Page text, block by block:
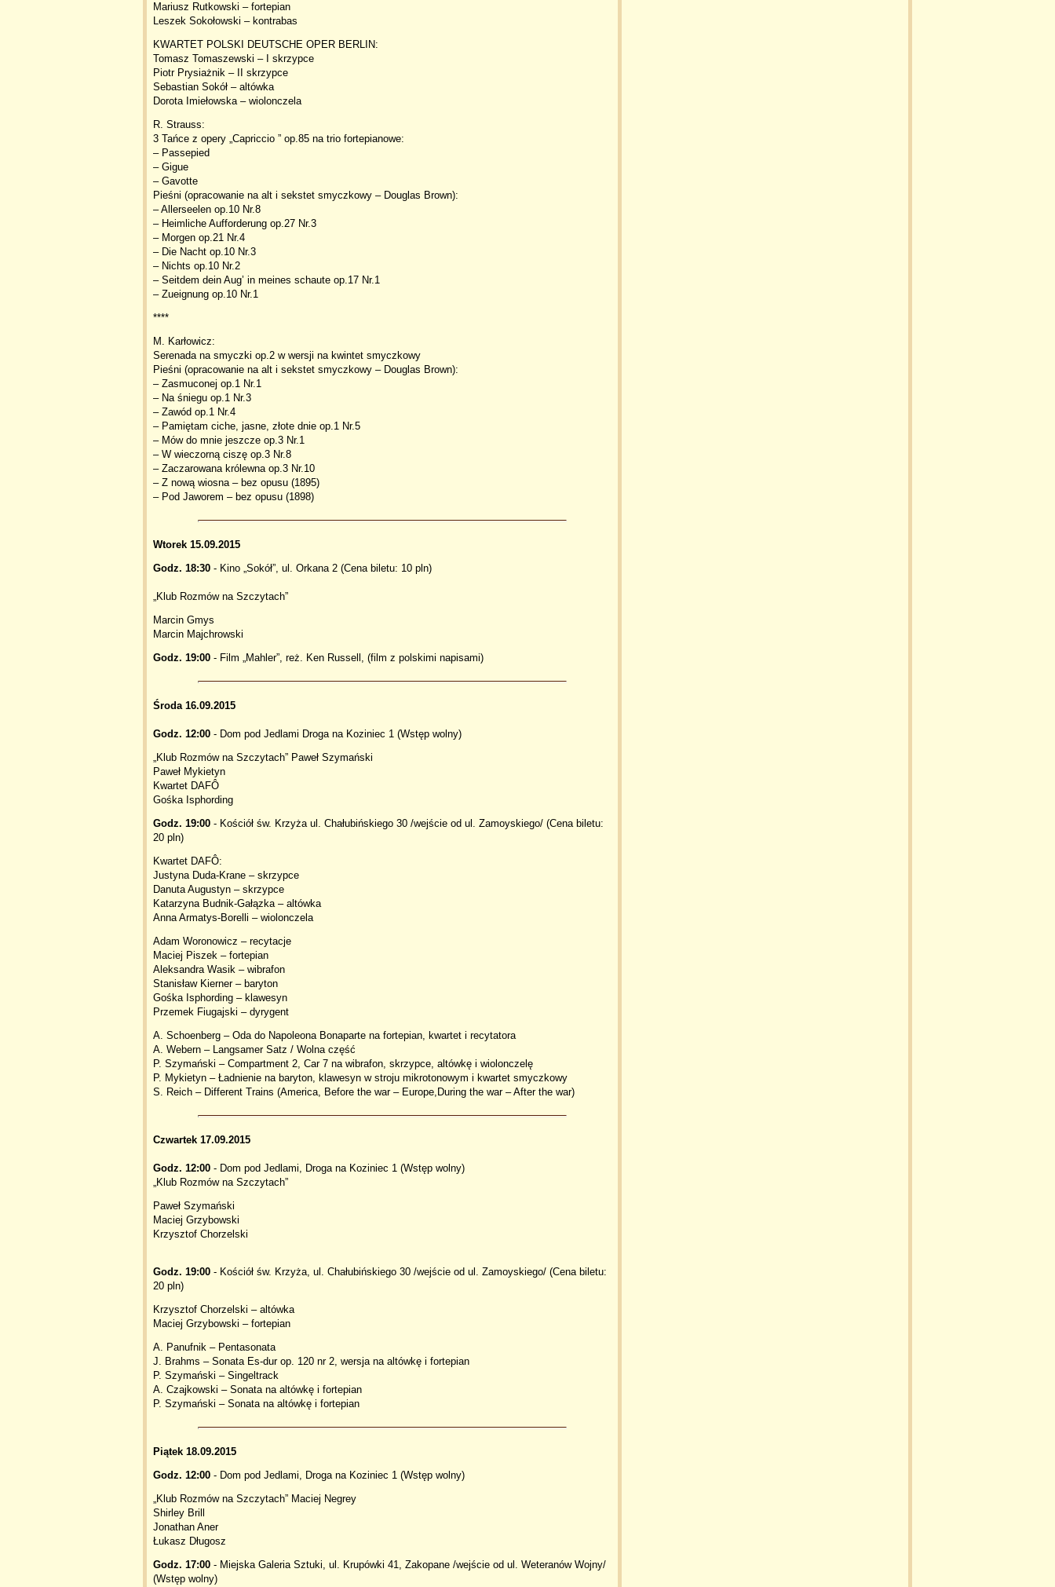
Mariusz Rutkowski – fortepian
Leszek Sokołowski – kontrabas
KWARTET POLSKI DEUTSCHE OPER BERLIN:
Tomasz Tomaszewski – I skrzypce
Piotr Prysiażnik – II skrzypce
Sebastian Sokół – altówka
Dorota Imiełowska – wiolonczela
R. Strauss:
3 Tańce z opery „Capriccio ” op.85 na trio fortepianowe:
– Passepied
– Gigue
– Gavotte
Pieśni (opracowanie na alt i sekstet smyczkowy – Douglas Brown):
– Allerseelen op.10 Nr.8
– Heimliche Aufforderung op.27 Nr.3
– Morgen op.21 Nr.4
– Die Nacht op.10 Nr.3
– Nichts op.10 Nr.2
– Seitdem dein Aug’ in meines schaute op.17 Nr.1
– Zueignung op.10 Nr.1
****
M. Karłowicz:
Serenada na smyczki op.2 w wersji na kwintet smyczkowy
Pieśni (opracowanie na alt i sekstet smyczkowy – Douglas Brown):
– Zasmuconej op.1 Nr.1
– Na śniegu op.1 Nr.3
– Zawód op.1 Nr.4
– Pamiętam ciche, jasne, złote dnie op.1 Nr.5
– Mów do mnie jeszcze op.3 Nr.1
– W wieczorną ciszę op.3 Nr.8
– Zaczarowana królewna op.3 Nr.10
– Z nową wiosna – bez opusu (1895)
– Pod Jaworem – bez opusu (1898)
Wtorek 15.09.2015
Godz. 18:30 - Kino „Sokół”, ul. Orkana 2 (Cena biletu: 10 pln)
„Klub Rozmów na Szczytach”
Marcin Gmys
Marcin Majchrowski
Godz. 19:00 - Film „Mahler”, reż. Ken Russell, (film z polskimi napisami)
Środa 16.09.2015
Godz. 12:00 - Dom pod Jedlami Droga na Koziniec 1 (Wstęp wolny)
„Klub Rozmów na Szczytach” Paweł Szymański
Paweł Mykietyn
Kwartet DAFÔ
Gośka Isphording
Godz. 19:00 - Kościół św. Krzyża ul. Chałubińskiego 30 /wejście od ul. Zamoyskiego/ (Cena biletu:
20 pln)
Kwartet DAFÔ:
Justyna Duda-Krane – skrzypce
Danuta Augustyn – skrzypce
Katarzyna Budnik-Gałązka – altówka
Anna Armatys-Borelli – wiolonczela
Adam Woronowicz – recytacje
Maciej Piszek – fortepian
Aleksandra Wasik – wibrafon
Stanisław Kierner – baryton
Gośka Isphording – klawesyn
Przemek Fiugajski – dyrygent
A. Schoenberg – Oda do Napoleona Bonaparte na fortepian, kwartet i recytatora
A. Webern – Langsamer Satz / Wolna część
P. Szymański – Compartment 2, Car 7 na wibrafon, skrzypce, altówkę i wiolonczelę
P. Mykietyn – Ładnienie na baryton, klawesyn w stroju mikrotonowym i kwartet smyczkowy
S. Reich – Different Trains (America, Before the war – Europe,During the war – After the war)
Czwartek 17.09.2015
Godz. 12:00 - Dom pod Jedlami, Droga na Koziniec 1 (Wstęp wolny)
„Klub Rozmów na Szczytach”
Paweł Szymański
Maciej Grzybowski
Krzysztof Chorzelski
Godz. 19:00 - Kościół św. Krzyża, ul. Chałubińskiego 30 /wejście od ul. Zamoyskiego/ (Cena biletu:
20 pln)
Krzysztof Chorzelski – altówka
Maciej Grzybowski – fortepian
A. Panufnik – Pentasonata
J. Brahms – Sonata Es-dur op. 120 nr 2, wersja na altówkę i fortepian
P. Szymański – Singeltrack
A. Czajkowski – Sonata na altówkę i fortepian
P. Szymański – Sonata na altówkę i fortepian
Piątek 18.09.2015
Godz. 12:00 - Dom pod Jedlami, Droga na Koziniec 1 (Wstęp wolny)
„Klub Rozmów na Szczytach” Maciej Negrey
Shirley Brill
Jonathan Aner
Łukasz Długosz
Godz. 17:00 - Miejska Galeria Sztuki, ul. Krupówki 41, Zakopane /wejście od ul. Weteranów Wojny/
(Wstęp wolny)